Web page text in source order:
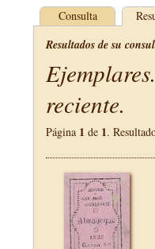
Consulta
Resultados de su
reciente.
Página 1 de 1.